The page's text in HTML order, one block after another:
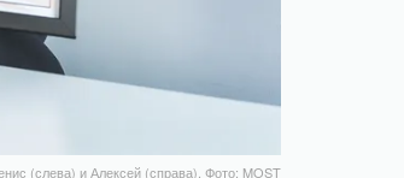
(слева) и Алексей (справа). Фото: MOST